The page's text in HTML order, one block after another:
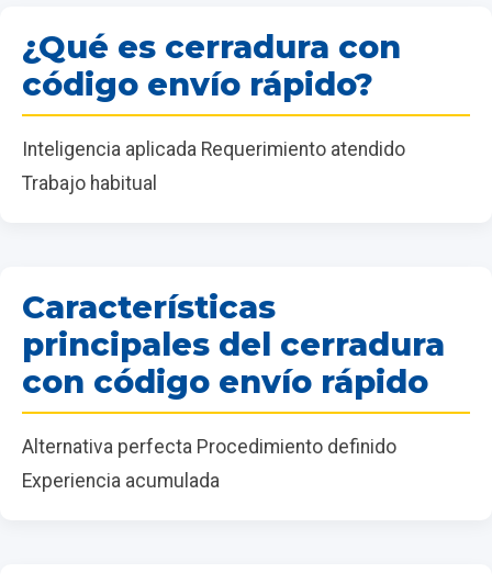
¿Qué es cerradura con
código envío rápido?
Inteligencia aplicada Requerimiento atendido
Trabajo habitual
Características
principales del cerradura
con código envío rápido
Alternativa perfecta Procedimiento definido
Experiencia acumulada